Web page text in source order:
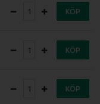
KÖP
KÖP
KÖP